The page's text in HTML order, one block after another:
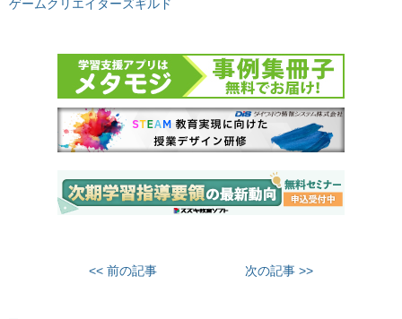
ゲームクリエイターズギルド
<< 前の記事 次の記事 >>